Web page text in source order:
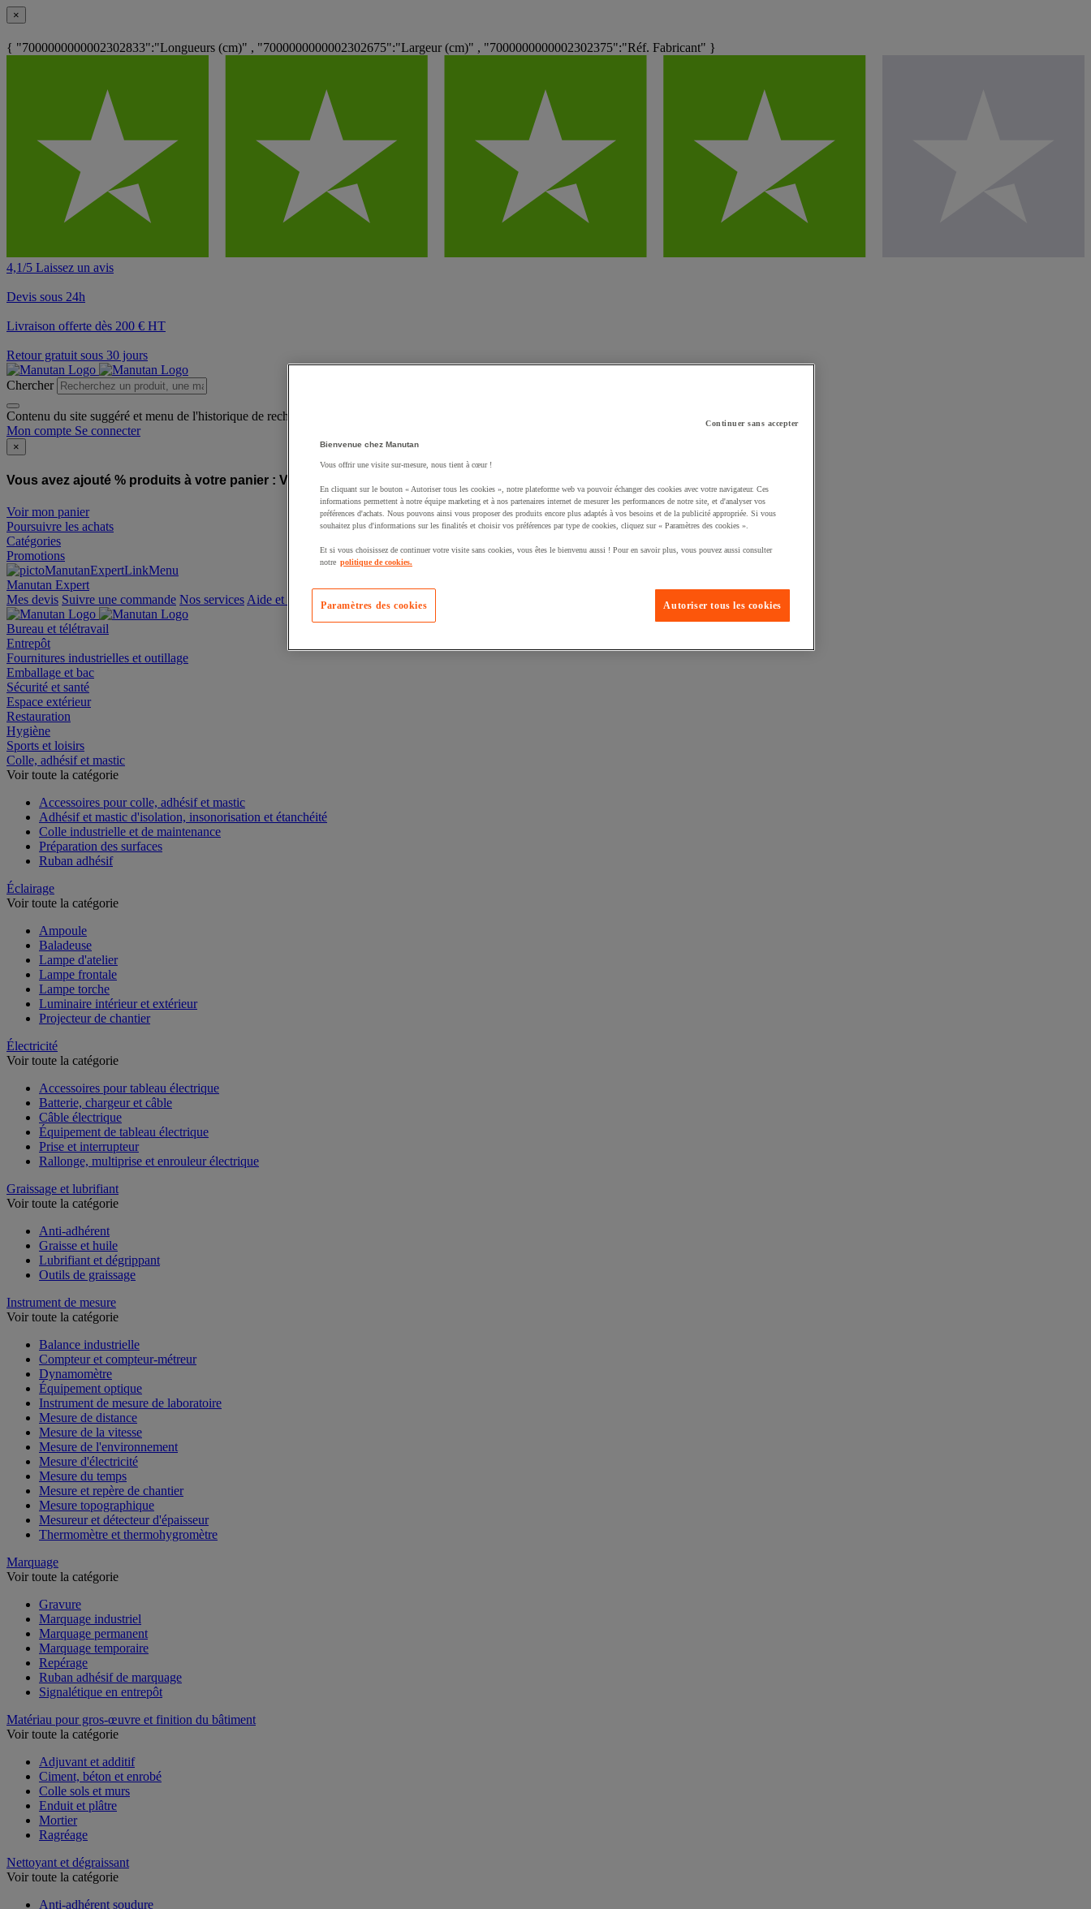
×
{ "7000000000002302833":"Longueurs (cm)" , "7000000000002302675":"Largeur (cm)" , "7000000000002302375":"Réf. Fabricant" }
4,1/5 Laissez un avis
Devis sous 24h
Livraison offerte dès 200 € HT
Retour gratuit sous 30 jours
Chercher
Contenu du site suggéré et menu de l'historique de recherche
Mon compte Se connecter
×
Vous avez ajouté % produits à votre panier : Vous avez ajouté un produit à votre panier :
Voir mon panier
Poursuivre les achats
Catégories
Promotions
Manutan Expert
offre reconditionnée
Mes devis Suivre une commande Nos services Aide et contact
Bureau et télétravail
Entrepôt
Fournitures industrielles et outillage
Emballage et bac
Sécurité et santé
Espace extérieur
Restauration
Hygiène
Sports et loisirs
Colle, adhésif et mastic
Accessoires pour colle, adhésif et mastic
Adhésif et mastic d'isolation, insonorisation et étanchéité
Colle industrielle et de maintenance
Préparation des surfaces
Éclairage
Ampoule
Baladeuse
Lampe d'atelier
Lampe frontale
Lampe torche
Luminaire intérieur et extérieur
Électricité
Accessoires pour tableau électrique
Batterie, chargeur et câble
Câble électrique
Équipement de tableau électrique
Prise et interrupteur
Graissage et lubrifiant
Anti-adhérent
Graisse et huile
Lubrifiant et dégrippant
Instrument de mesure
Balance industrielle
Compteur et compteur-métreur
Dynamomètre
Équipement optique
Instrument de mesure de laboratoire
Mesure de distance
Mesure de la vitesse
Mesure de l'environnement
Mesure d'électricité
Mesure du temps
Mesure et repère de chantier
Mesure topographique
Mesureur et détecteur d'épaisseur
Marquage
Gravure
Marquage industriel
Marquage permanent
Marquage temporaire
Repérage
Ruban adhésif de marquage
Matériau pour gros-œuvre et finition du bâtiment
Adjuvant et additif
Ciment, béton et enrobé
Colle sols et murs
Enduit et plâtre
Mortier
Nettoyant et dégraissant
Continuer sans accepter
Bienvenue chez Manutan
Vous offrir une visite sur-mesure, nous tient à cœur !
En cliquant sur le bouton « Autoriser tous les cookies », notre plateforme web va pouvoir échanger des cookies avec votre navigateur. Ces
informations permettent à notre équipe marketing et à nos partenaires internet de mesurer les performances de notre site, et d'analyser vos
préférences d'achats. Nous pouvons ainsi vous proposer des produits encore plus adaptés à vos besoins et de la publicité appropriée. Si vous
souhaitez plus d'informations sur les finalités et choisir vos préférences par type de cookies, cliquez sur « Paramètres des cookies ».
Et si vous choisissez de continuer votre visite sans cookies, vous êtes le bienvenu aussi ! Pour en savoir plus, vous pouvez aussi consulter
notre politique de cookies.
Autoriser tous les cookies
Paramètres des cookies